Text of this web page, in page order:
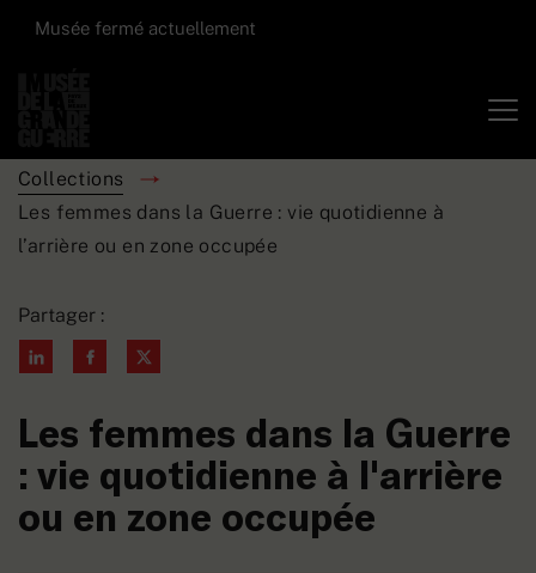
Musée fermé actuellement
Collections
Les femmes dans la Guerre : vie quotidienne à
l’arrière ou en zone occupée
Partager :
Les femmes dans la Guerre
: vie quotidienne à l'arrière
ou en zone occupée